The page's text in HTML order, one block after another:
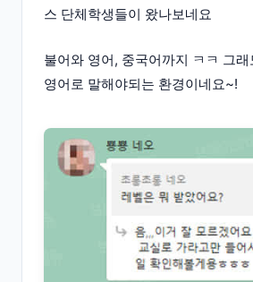
스 단체학생들이 왔나보네요
불어와 영어, 중국어까지 ㅋㅋ 그
영어로 말해야되는 환경이네요~!